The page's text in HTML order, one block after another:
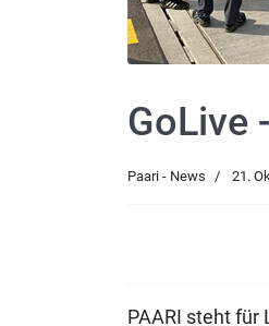
GoLive
Paari - News 21.
PAARI steht für